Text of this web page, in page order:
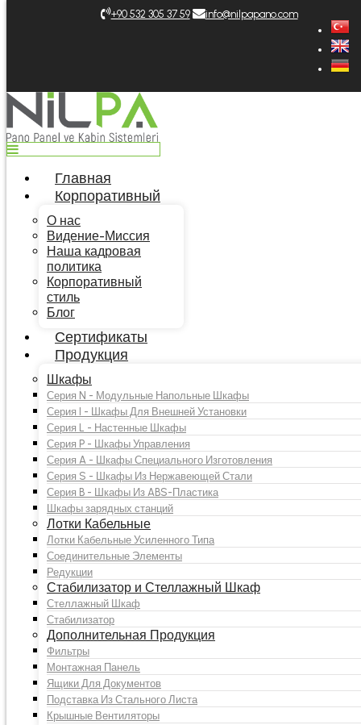
Видение-Миссия
Наша кадровая политика
Корпоративный стиль
Блог
Шкафы
Лотки Кабельные
Дополнительная Продукция
Каталоги
Общий каталог Турецкий
Общий каталог английский
Общий каталог немецкий
Общий каталог Русский
Прайс-лист Турецкий
Прайс-лист английский
Прайс-лист немецкий
Прайс-лист Русский
Онлайн оплата
Контакты
Свяжитесь с нами
Получить предложение
Защита персональных данных
+9‎0 532 305 37 59 info@nilpapano.com
Главная
Корпоративный
О нас
Видение-Миссия
Наша кадровая
политика
Корпоративный
стиль
Блог
Сертификаты
Продукция
Шкафы
Серия N - Модульные Напольные Шкафы
Серия I - Шкафы Для Внешней Установки
Серия L - Настенные Шкафы
Серия P - Шкафы Управления
Серия A - Шкафы Специального Изготовления
Серия S - Шкафы Из Нержавеющей Стали
Серия B - Шкафы Из ABS-Пластика
Шкафы зарядных станций
Лотки Кабельные
Лотки Кабельные Усиленного Типа
Соединительные Элементы
Редукции
Стабилизатор и Стеллажный Шкаф
Стеллажный Шкаф
Стабилизатор
Дополнительная Продукция
Фильтры
Монтажная Панель
Ящики Для Документов
Подставка Из Стального Листа
Крышные Вентиляторы
Серия N - Модульные Напольные Шкафы